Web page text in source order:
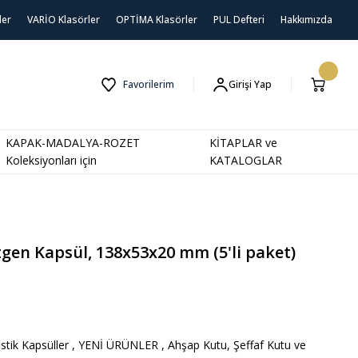
VARİO Klasörler OPTİMA Klasörler PUL Defteri Hakkımızda
Favorilerim Girişi Yap
KAPAK-MADALYA-ROZET
Koleksiyonları için
KİTAPLAR ve
KATALOGLAR
Kapsül, 138x53x20 mm (5'li paket)
Kapsüller , YENİ ÜRÜNLER , Ahşap Kutu, Şeffaf Kutu ve